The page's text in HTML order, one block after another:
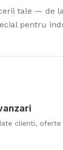
tale — de
pentru
clienti,